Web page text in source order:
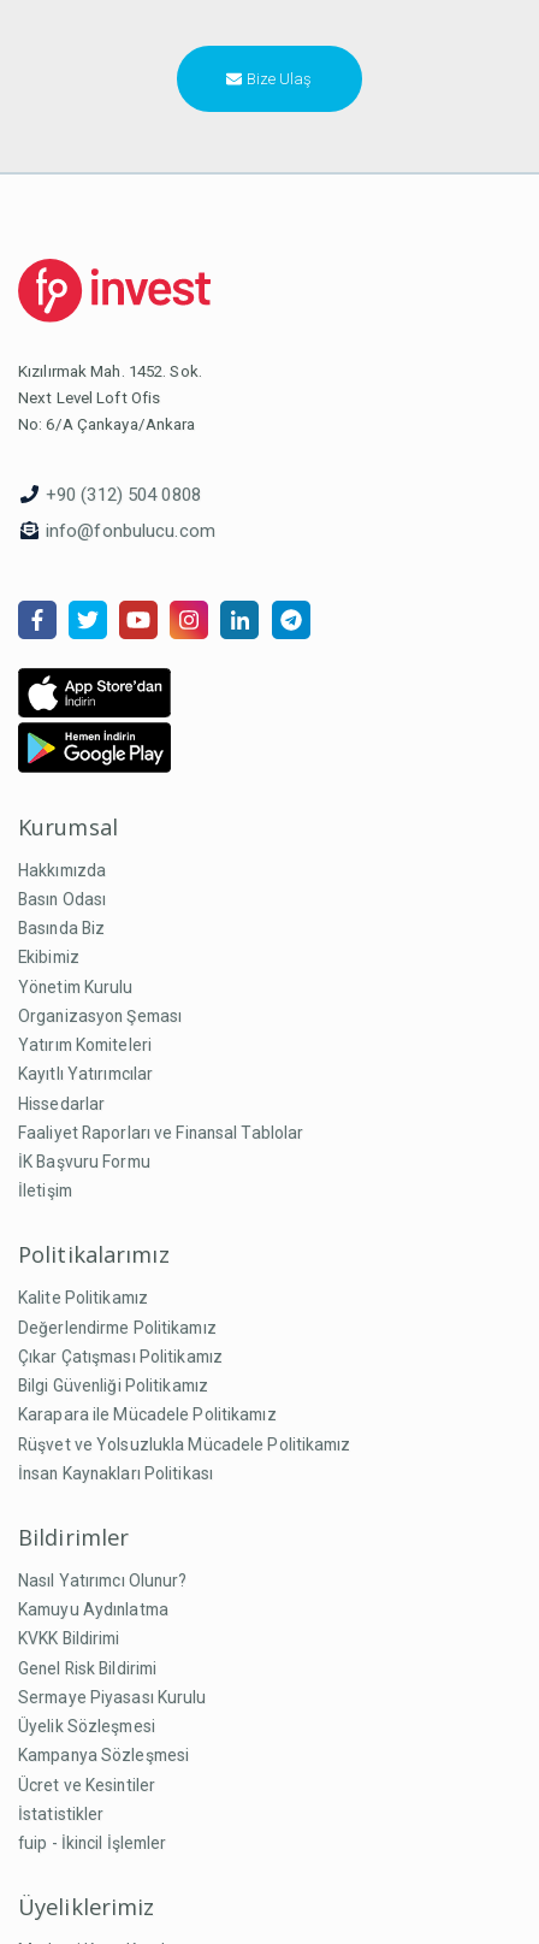
Bize Ulaş
Kızılırmak Mah. 1452. Sok.
Next Level Loft Ofis
No: 6/A Çankaya/Ankara
+90 (312) 504 0808
info@fonbulucu.com
Kurumsal
Hakkımızda
Basın Odası
Basında Biz
Ekibimiz
Yönetim Kurulu
Organizasyon Şeması
Yatırım Komiteleri
Kayıtlı Yatırımcılar
Hissedarlar
Faaliyet Raporları ve Finansal Tablolar
İK Başvuru Formu
İletişim
Politikalarımız
Kalite Politikamız
Değerlendirme Politikamız
Çıkar Çatışması Politikamız
Bilgi Güvenliği Politikamız
Karapara ile Mücadele Politikamız
Rüşvet ve Yolsuzlukla Mücadele Politikamız
İnsan Kaynakları Politikası
Bildirimler
Nasıl Yatırımcı Olunur?
Kamuyu Aydınlatma
KVKK Bildirimi
Genel Risk Bildirimi
Sermaye Piyasası Kurulu
Üyelik Sözleşmesi
Kampanya Sözleşmesi
Ücret ve Kesintiler
İstatistikler
fuip - İkincil İşlemler
Üyeliklerimiz